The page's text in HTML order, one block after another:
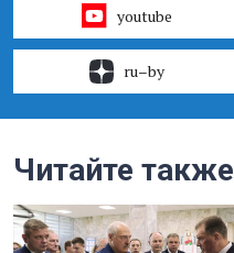
youtube
ru–by
Читайте также